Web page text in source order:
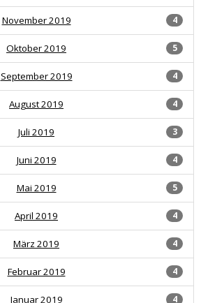
4
November 2019
5
Oktober 2019
4
September 2019
4
August 2019
3
Juli 2019
4
Juni 2019
5
Mai 2019
4
April 2019
4
März 2019
4
Februar 2019
4
Januar 2019